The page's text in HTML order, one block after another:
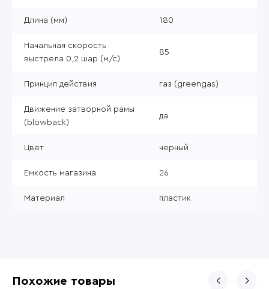
Длина (мм) 180
Начальная скорость
выстрела 0,2 шар (м/с)
85
Принцип действия газ (greengas)
Движение затворной рамы
(blowback)
да
Цвет черный
Емкость магазина 26
Материал пластик
Похожие товары